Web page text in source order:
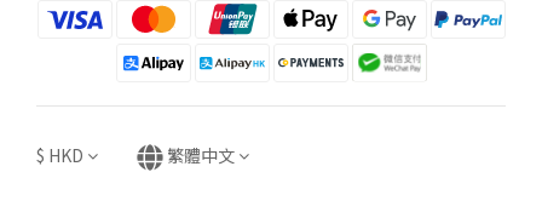
$ HKD 繁體中文